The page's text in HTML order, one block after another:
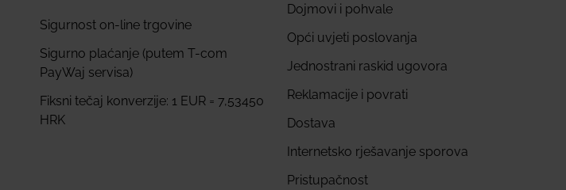
Sigurnost on-line trgovine
Sigurno plaćanje (putem T-com
PayWaj servisa)
Fiksni tečaj konverzije: 1 EUR = 7,53450
HRK
Dojmovi i pohvale
Opći uvjeti poslovanja
Jednostrani raskid ugovora
Reklamacije i povrati
Dostava
Internetsko rješavanje sporova
Pristupačnost